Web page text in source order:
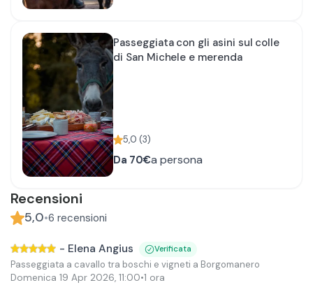
Passeggiata con gli asini sul colle
di San Michele e merenda
5,0 (3)
Da 70€a persona
Recensioni
5,0•6 recensioni
- Elena Angius Verificata
Passeggiata a cavallo tra boschi e vigneti a Borgomanero
Domenica 19 Apr 2026, 11:00•1 ora